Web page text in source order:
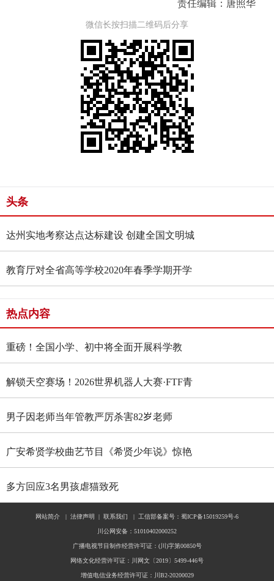
微信长按扫描二维码后分享
头条
达州实地考察达点达标建设 创建全国文明城
市
教育厅对全省高等学校2020年春季学期开学
作出安排部署
热点内容
重磅！全国小学、初中将全面开展科学教
育“做中学”领航行动
解锁天空赛场！2026世界机器人大赛·FTF青
少年无人机大赛四川选拔赛燃情启幕
男子因老师当年管教严厉杀害82岁老师
广安希贤学校曲艺节目《希贤少年说》惊艳
全国舞台 斩获国家级殊荣
多方回应3名男孩虐猫致死
网站简介 | 法律声明 | 联系我们 | 工信部备案号：蜀ICP备15019259号-6
川公网安备：51010402000252
广播电视节目制作经营许可证：(川)字第00850号
网络文化经营许可证：川网文〔2019〕5499-446号
增值电信业务经营许可证：川B2-20200029